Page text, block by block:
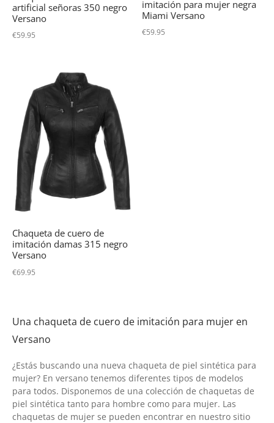
artificial señoras 350 negro
Versano
€59.95
imitación para mujer negra
Miami Versano
€59.95
Chaqueta de cuero de
imitación damas 315 negro
Versano
€69.95
Una chaqueta de cuero de imitación para mujer en
Versano
¿Estás buscando una nueva chaqueta de piel sintética para
mujer? En versano tenemos diferentes tipos de modelos
para todos. Disponemos de una colección de chaquetas de
piel sintética tanto para hombre como para mujer. Las
chaquetas de mujer se pueden encontrar en nuestro sitio